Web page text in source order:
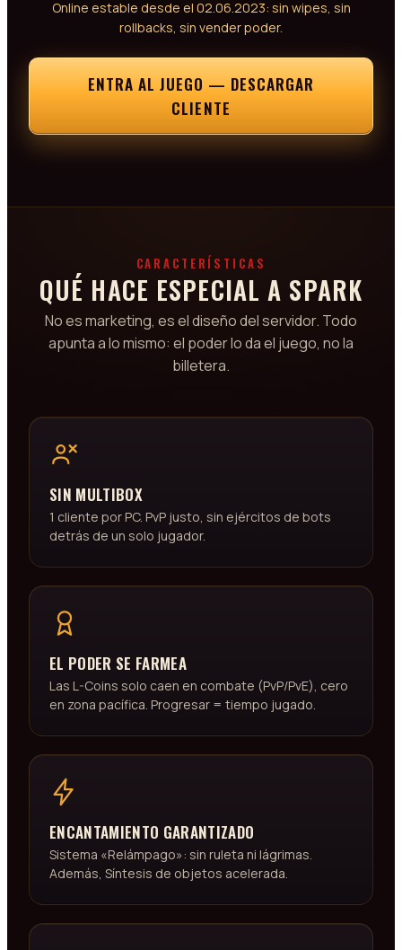
Online estable desde el 02.06.2023: sin wipes, sin
rollbacks, sin vender poder.
ENTRA AL JUEGO — DESCARGAR
CLIENTE
CARACTERÍSTICAS
QUÉ HACE ESPECIAL A SPARK
No es marketing, es el diseño del servidor. Todo
apunta a lo mismo: el poder lo da el juego, no la
billetera.
SIN MULTIBOX
1 cliente por PC. PvP justo, sin ejércitos de bots
detrás de un solo jugador.
EL PODER SE FARMEA
Las L-Coins solo caen en combate (PvP/PvE), cero
en zona pacífica. Progresar = tiempo jugado.
ENCANTAMIENTO GARANTIZADO
Sistema «Relámpago»: sin ruleta ni lágrimas.
Además, Síntesis de objetos acelerada.